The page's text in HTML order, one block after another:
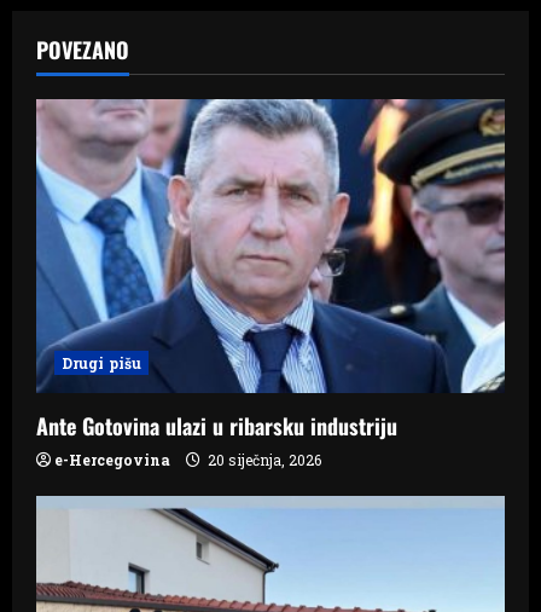
a
v
i
g
t
i
o
n
POVEZANO
Drugi pišu
Ante Gotovina ulazi u ribarsku industriju
e-Hercegovina 20 siječnja, 2026